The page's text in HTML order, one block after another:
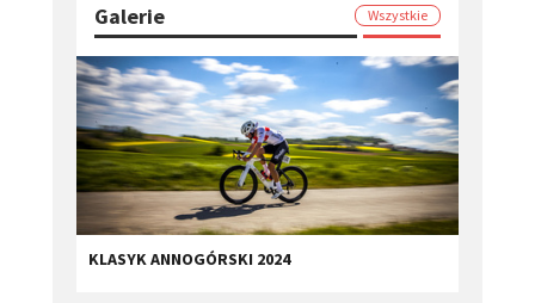
Galerie Wszystkie
KLASYK ANNOGÓRSKI 2024